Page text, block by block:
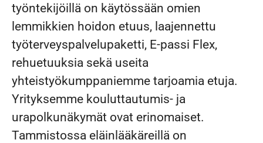
työntekijöillä on käytössään omien
lemmikkien hoidon etuus, laajennettu
työterveyspalvelupaketti, E-passi Flex,
rehuetuuksia sekä useita
yhteistyökumppaniemme tarjoamia etuja.
Yrityksemme kouluttautumis- ja
urapolkunäkymät ovat erinomaiset.
Tammistossa eläinlääkäreillä on